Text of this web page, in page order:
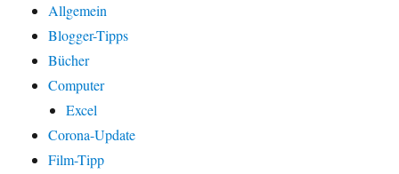
Allgemein
Blogger-Tipps
Bücher
Computer
Excel
Corona-Update
Film-Tipp